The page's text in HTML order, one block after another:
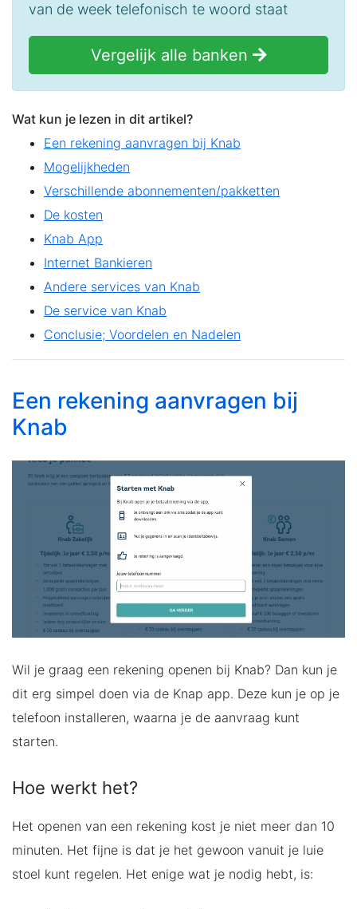
van de week telefonisch te woord staat
Vergelijk alle banken
Wat kun je lezen in dit artikel?
Een rekening aanvragen bij Knab
Mogelijkheden
Verschillende abonnementen/pakketten
De kosten
Knab App
Internet Bankieren
Andere services van Knab
De service van Knab
Conclusie; Voordelen en Nadelen
Een rekening aanvragen bij
Knab
Wil je graag een rekening openen bij Knab? Dan kun je
dit erg simpel doen via de Knap app. Deze kun je op je
telefoon installeren, waarna je de aanvraag kunt
starten.
Hoe werkt het?
Het openen van een rekening kost je niet meer dan 10
minuten. Het fijne is dat je het gewoon vanuit je luie
stoel kunt regelen. Het enige wat je nodig hebt, is: